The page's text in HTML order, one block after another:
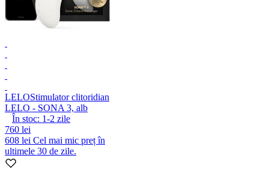
LELOStimulator clitoridian
LELO - SONA 3, alb
În stoc: 1-2 zile
760 lei
608 lei Cel mai mic preț în
ultimele 30 de zile.